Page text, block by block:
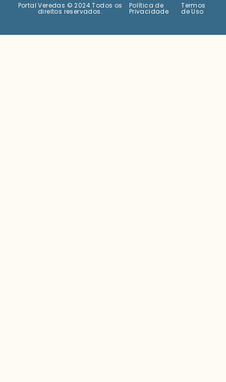
Portal Veredas © 2024 Todos os
direitos reservados.
Política de
Privacidade
Termos
de Uso